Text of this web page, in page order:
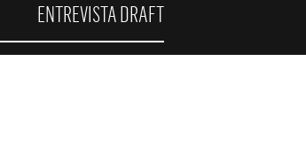
ENTREVISTA DRAFT